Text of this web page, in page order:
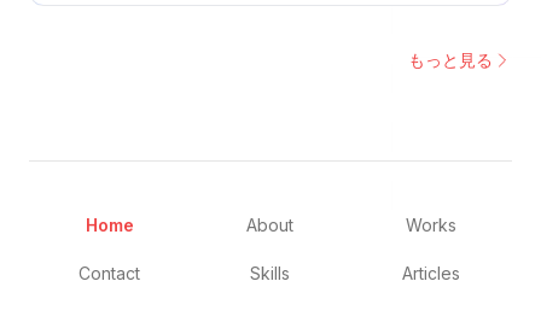
もっと見る
Home About Works
Contact Skills Articles